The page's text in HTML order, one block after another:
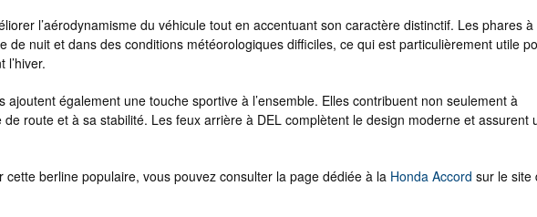
l’aérodynamisme du véhicule tout en accentuant son caractère distinctif. Les phares à
de nuit et dans des conditions météorologiques difficiles, ce qui est particulièrement utile
ajoutent également une touche sportive à l’ensemble. Elles contribuent non seulement à
de route et à sa stabilité. Les feux arrière à DEL complètent le design moderne et assurent
berline populaire, vous pouvez consulter la page dédiée à la Honda Accord sur le site